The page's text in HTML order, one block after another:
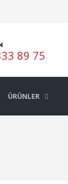
89 75
ÜRÜNLER